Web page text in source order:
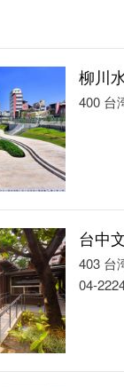
时期即有人居
净明亮，媲美
还有灯饰点缀
在柳川西路三
柳川
400 台
台中
403 台
04-